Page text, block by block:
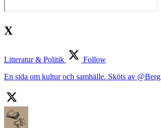
X
Litteratur & Politik
Follow
En sida om kultur och samhälle. Sköts av